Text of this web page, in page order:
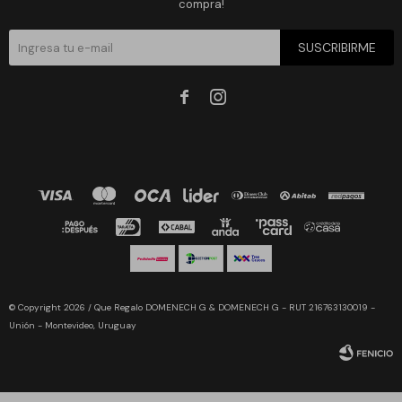
compra!
SUSCRIBIRME
 
© Copyright 2026 / Que Regalo DOMENECH G & DOMENECH G - RUT 216763130019 -
Unión - Montevideo, Uruguay